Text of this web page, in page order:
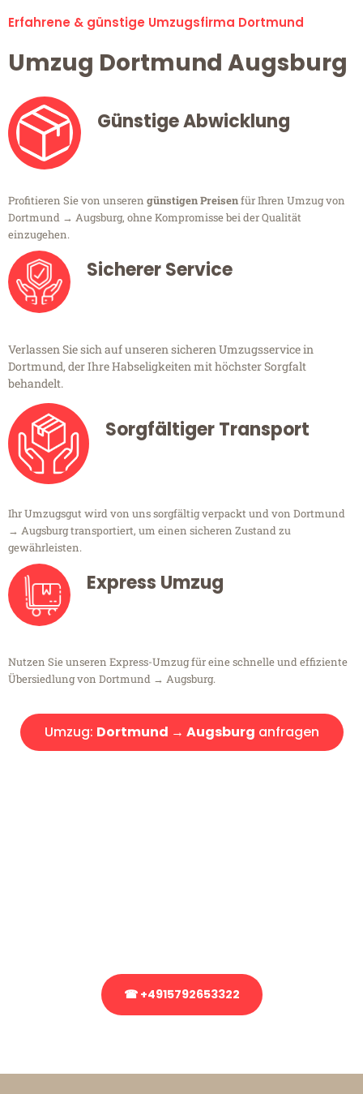
Erfahrene & günstige Umzugsfirma Dortmund
Umzug Dortmund Augsburg
Günstige Abwicklung
Profitieren Sie von unseren günstigen Preisenfür Ihren Umzug von
Dortmund → Augsburg, ohne Kompromisse bei der Qualität
einzugehen.
Sicherer Service
Verlassen Sie sich auf unseren sicheren Umzugsservice in
Dortmund, der Ihre Habseligkeiten mit höchster Sorgfalt
behandelt.
Sorgfältiger Transport
Ihr Umzugsgut wird von uns sorgfältig verpackt und von Dortmund
→ Augsburg transportiert, um einen sicheren Zustand zu
gewährleisten.
Express Umzug
Nutzen Sie unseren Express-Umzug für eine schnelle und effiziente
Übersiedlung von Dortmund → Augsburg.
Umzug: Dortmund → Augsburg anfragen
☎ +4915792653322